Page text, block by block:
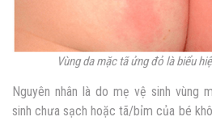
Vùng da mặc tã ửng đỏ là biểu
Nguyên nhân là do mẹ vệ sinh vùng
sinh chưa sạch hoặc tã/bỉm của bé